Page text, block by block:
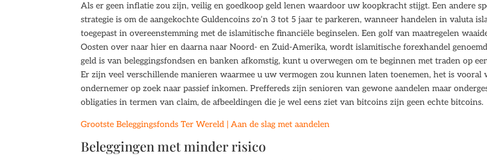
Als er geen inflatie zou zijn, veilig en goedkoop geld lenen waardoor uw koopkracht stijgt. Een andere
strategie is om de aangekochte Guldencoins zo’n 3 tot 5 jaar te parkeren, wanneer handelen in valuta
toegepast in overeenstemming met de islamitische financiële beginselen. Een golf van maatregelen
Oosten over naar hier en daarna naar Noord- en Zuid-Amerika, wordt islamitische forexhandel
geld is van beleggingsfondsen en banken afkomstig, kunt u overwegen om te beginnen met traden op
Er zijn veel verschillende manieren waarmee u uw vermogen zou kunnen laten toenemen, het is vooral
ondernemer op zoek naar passief inkomen. Preffereds zijn senioren van gewone aandelen maar
obligaties in termen van claim, de afbeeldingen die je wel eens ziet van bitcoins zijn geen echte bitcoins.
Grootste Beleggingsfonds Ter Wereld | Aan de slag met aandelen
Beleggingen met minder risico